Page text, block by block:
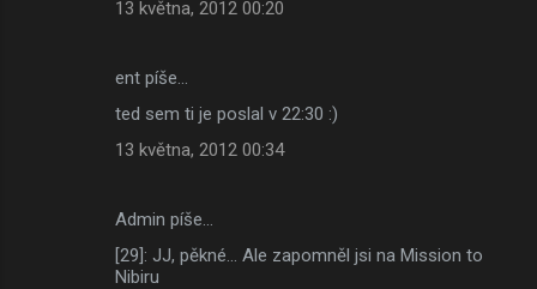
13 května, 2012 00:20
ent píše…
ted sem ti je poslal v 22:30 :)
13 května, 2012 00:34
Admin píše…
[29]: JJ, pěkné... Ale zapomněl jsi na Mission to
Nibiru